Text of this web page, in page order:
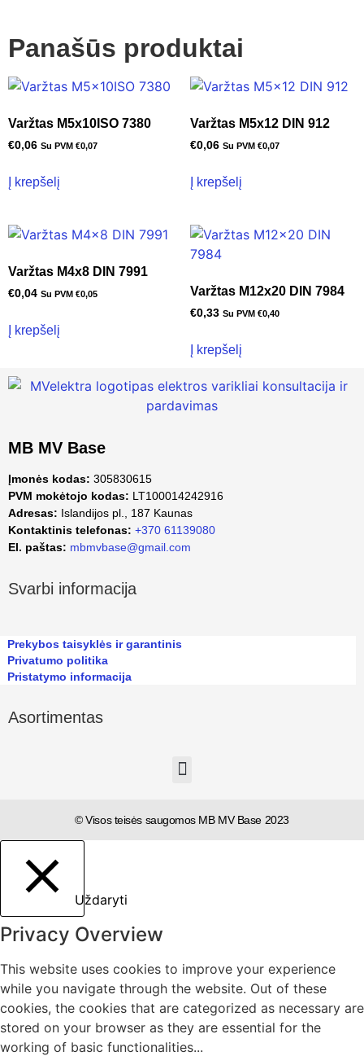
Panašūs produktai
Varžtas M5x10ISO 7380
€0,06 Su PVM €0,07
Į krepšelį
Varžtas M5x12 DIN 912
€0,06 Su PVM €0,07
Į krepšelį
Varžtas M4x8 DIN 7991
€0,04 Su PVM €0,05
Į krepšelį
Varžtas M12x20 DIN 7984
€0,33 Su PVM €0,40
Į krepšelį
MB MV Base
Įmonės kodas: 305830615
PVM mokėtojo kodas: LT100014242916
Adresas: Islandijos pl., 187 Kaunas
Kontaktinis telefonas: +370 61139080
El. paštas: mbmvbase@gmail.com
Svarbi informacija
Prekybos taisyklės ir garantinis
Privatumo politika
Pristatymo informacija
Asortimentas
© Visos teisės saugomos MB MV Base 2023
Uždaryti
Privacy Overview
This website uses cookies to improve your experience
while you navigate through the website. Out of these
cookies, the cookies that are categorized as necessary are
stored on your browser as they are essential for the
working of basic functionalities...